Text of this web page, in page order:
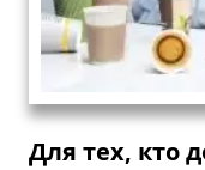
Для тех, кто